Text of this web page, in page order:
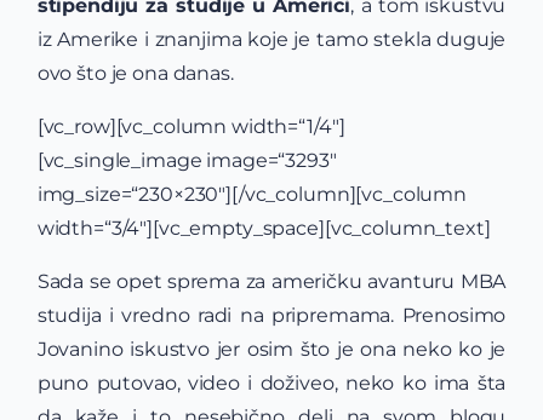
stipendiju za studije u Americi, a tom iskustvu
iz Amerike i znanjima koje je tamo stekla duguje
ovo što je ona danas.
[vc_row][vc_column width=“1/4″]
[vc_single_image image=“3293″
img_size=“230×230″][/vc_column][vc_column
width=“3/4″][vc_empty_space][vc_column_text]
Sada se opet sprema za američku avanturu MBA
studija i vredno radi na pripremama. Prenosimo
Jovanino iskustvo jer osim što je ona neko ko je
puno putovao, video i doživeo, neko ko ima šta